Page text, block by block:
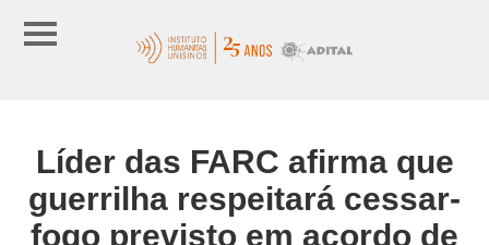
Líder das FARC afirma que
guerrilha respeitará cessar-
fogo previsto em acordo de